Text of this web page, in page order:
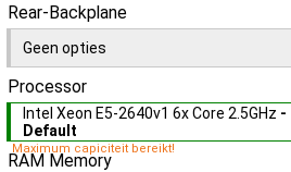
Rear-Backplane
Geen opties
Processor
Intel Xeon E5-2640v1 6x Core 2.5GHz -
Default
Maximum capiciteit bereikt!
RAM Memory